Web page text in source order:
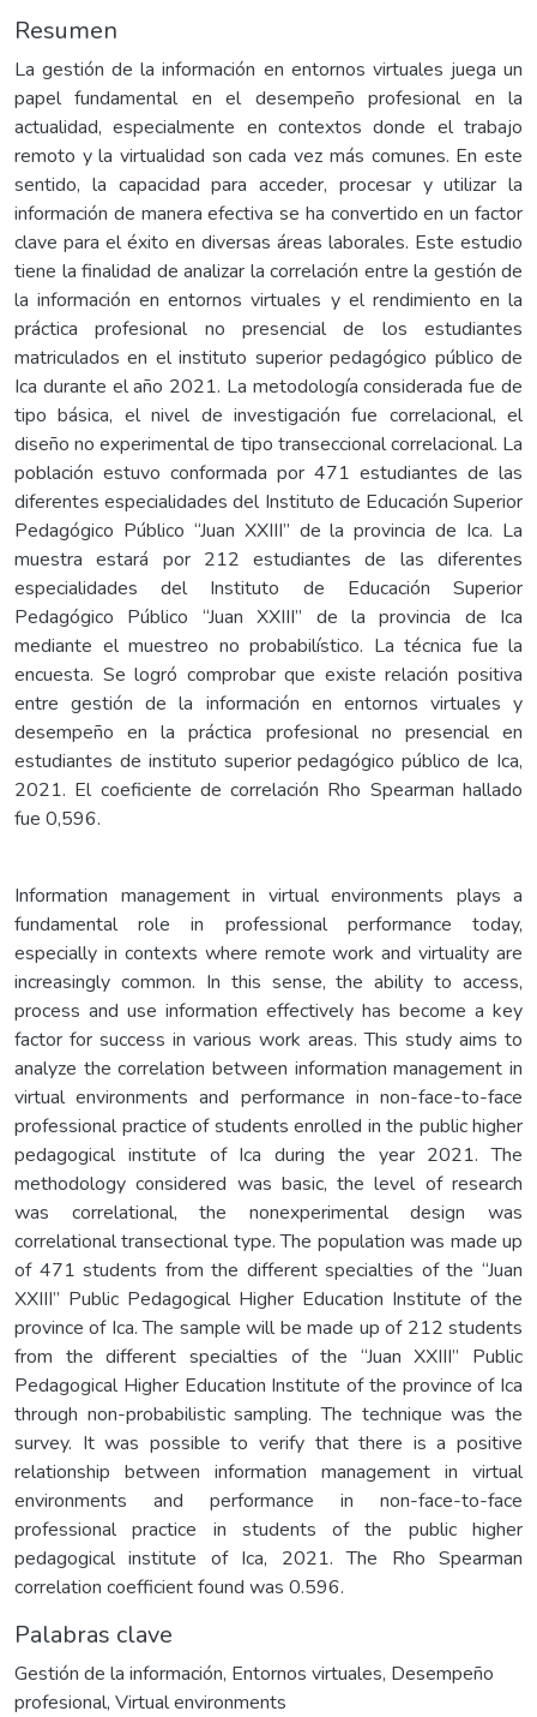
Resumen
La gestión de la información en entornos virtuales juega un
papel fundamental en el desempeño profesional en la
actualidad, especialmente en contextos donde el trabajo
remoto y la virtualidad son cada vez más comunes. En este
sentido, la capacidad para acceder, procesar y utilizar la
información de manera efectiva se ha convertido en un factor
clave para el éxito en diversas áreas laborales. Este estudio
tiene la finalidad de analizar la correlación entre la gestión de
la información en entornos virtuales y el rendimiento en la
práctica profesional no presencial de los estudiantes
matriculados en el instituto superior pedagógico público de
Ica durante el año 2021. La metodología considerada fue de
tipo básica, el nivel de investigación fue correlacional, el
diseño no experimental de tipo transeccional correlacional. La
población estuvo conformada por 471 estudiantes de las
diferentes especialidades del Instituto de Educación Superior
Pedagógico Público “Juan XXIII” de la provincia de Ica. La
muestra estará por 212 estudiantes de las diferentes
especialidades del Instituto de Educación Superior
Pedagógico Público “Juan XXIII” de la provincia de Ica
mediante el muestreo no probabilístico. La técnica fue la
encuesta. Se logró comprobar que existe relación positiva
entre gestión de la información en entornos virtuales y
desempeño en la práctica profesional no presencial en
estudiantes de instituto superior pedagógico público de Ica,
2021. El coeficiente de correlación Rho Spearman hallado
fue 0,596.
Information management in virtual environments plays a
fundamental role in professional performance today,
especially in contexts where remote work and virtuality are
increasingly common. In this sense, the ability to access,
process and use information effectively has become a key
factor for success in various work areas. This study aims to
analyze the correlation between information management in
virtual environments and performance in non-face-to-face
professional practice of students enrolled in the public higher
pedagogical institute of Ica during the year 2021. The
methodology considered was basic, the level of research
was correlational, the nonexperimental design was
correlational transectional type. The population was made up
of 471 students from the different specialties of the “Juan
XXIII” Public Pedagogical Higher Education Institute of the
province of Ica. The sample will be made up of 212 students
from the different specialties of the “Juan XXIII” Public
Pedagogical Higher Education Institute of the province of Ica
through non-probabilistic sampling. The technique was the
survey. It was possible to verify that there is a positive
relationship between information management in virtual
environments and performance in non-face-to-face
professional practice in students of the public higher
pedagogical institute of Ica, 2021. The Rho Spearman
correlation coefficient found was 0.596.
Palabras clave
Gestión de la información, Entornos virtuales, Desempeño
profesional, Virtual environments